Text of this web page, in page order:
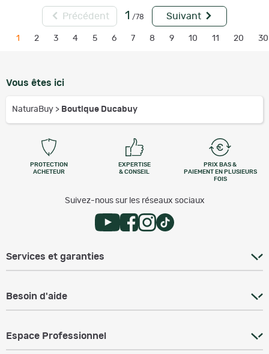
Précédent 1 /78 Suivant
1 2 3 4 5 6 7 8 9 10 11 20 30
Vous êtes ici
NaturaBuy > Boutique Ducabuy
PROTECTION
ACHETEUR
EXPERTISE
& CONSEIL
PRIX BAS &
PAIEMENT EN PLUSIEURS
FOIS
Suivez-nous sur les réseaux sociaux
Services et garanties
Besoin d'aide
Espace Professionnel